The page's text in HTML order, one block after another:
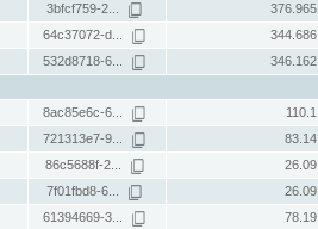
3bfcf759-2... 376.965
64c37072-d... 344.686
532d8718-6... 346.162
8ac85e6c-6... 110.1
721313e7-9... 83.14
86c5688f-2... 26.09
7f01fbd8-6... 26.09
61394669-3... 78.19